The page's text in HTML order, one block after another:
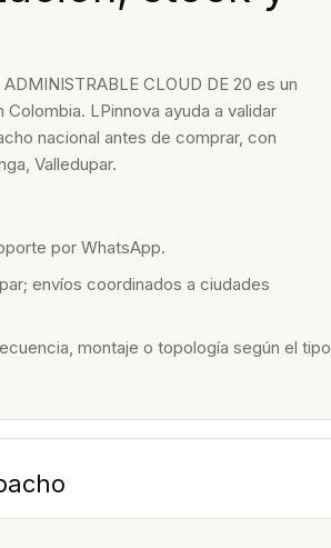
CLOUD DE 20 es un
LPinnova ayuda a validar
nacional antes de comprar, con
Valledupar.
por WhatsApp.
envíos coordinados a ciudades
montaje o topología según el tipo